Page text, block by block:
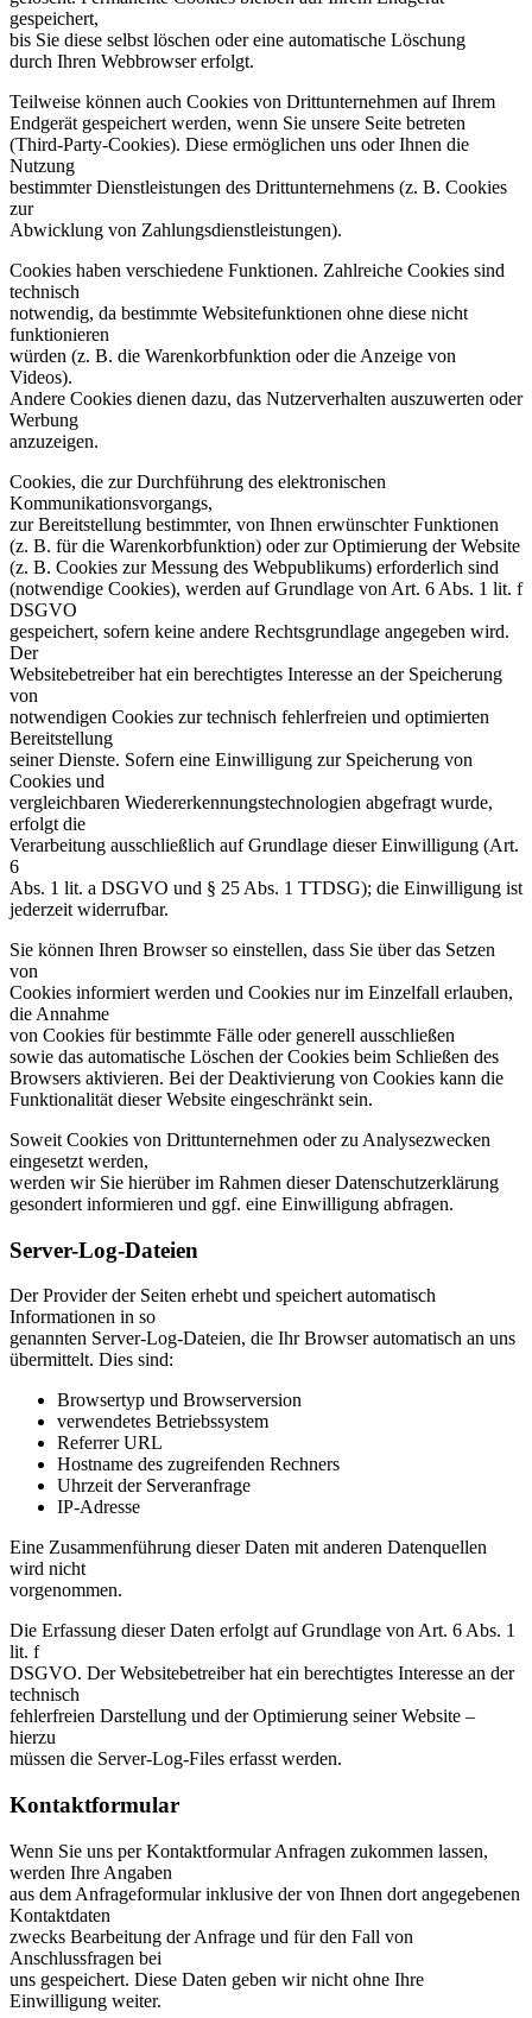
gespeichert,
bis Sie diese selbst löschen oder eine automatische Löschung
durch Ihren Webbrowser erfolgt.
Teilweise können auch Cookies von Drittunternehmen auf Ihrem
Endgerät gespeichert werden, wenn Sie unsere Seite betreten
(Third-Party-Cookies). Diese ermöglichen uns oder Ihnen die
Nutzung
bestimmter Dienstleistungen des Drittunternehmens (z. B. Cookies
zur
Abwicklung von Zahlungsdienstleistungen).
Cookies haben verschiedene Funktionen. Zahlreiche Cookies sind
technisch
notwendig, da bestimmte Websitefunktionen ohne diese nicht
funktionieren
würden (z. B. die Warenkorbfunktion oder die Anzeige von
Videos).
Andere Cookies dienen dazu, das Nutzerverhalten auszuwerten oder
Werbung
anzuzeigen.
Cookies, die zur Durchführung des elektronischen
Kommunikationsvorgangs,
zur Bereitstellung bestimmter, von Ihnen erwünschter Funktionen
(z. B. für die Warenkorbfunktion) oder zur Optimierung der Website
(z. B. Cookies zur Messung des Webpublikums) erforderlich sind
(notwendige Cookies), werden auf Grundlage von Art. 6 Abs. 1 lit. f
DSGVO
gespeichert, sofern keine andere Rechtsgrundlage angegeben wird.
Der
Websitebetreiber hat ein berechtigtes Interesse an der Speicherung
von
notwendigen Cookies zur technisch fehlerfreien und optimierten
Bereitstellung
seiner Dienste. Sofern eine Einwilligung zur Speicherung von
Cookies und
vergleichbaren Wiedererkennungstechnologien abgefragt wurde,
erfolgt die
Verarbeitung ausschließlich auf Grundlage dieser Einwilligung (Art.
6
Abs. 1 lit. a DSGVO und § 25 Abs. 1 TTDSG); die Einwilligung ist
jederzeit widerrufbar.
Sie können Ihren Browser so einstellen, dass Sie über das Setzen
von
Cookies informiert werden und Cookies nur im Einzelfall erlauben,
die Annahme
von Cookies für bestimmte Fälle oder generell ausschließen
sowie das automatische Löschen der Cookies beim Schließen des
Browsers aktivieren. Bei der Deaktivierung von Cookies kann die
Funktionalität dieser Website eingeschränkt sein.
Soweit Cookies von Drittunternehmen oder zu Analysezwecken
eingesetzt werden,
werden wir Sie hierüber im Rahmen dieser Datenschutzerklärung
gesondert informieren und ggf. eine Einwilligung abfragen.
Server-Log-Dateien
Der Provider der Seiten erhebt und speichert automatisch
Informationen in so
genannten Server-Log-Dateien, die Ihr Browser automatisch an uns
übermittelt. Dies sind:
Browsertyp und Browserversion
verwendetes Betriebssystem
Referrer URL
Hostname des zugreifenden Rechners
Uhrzeit der Serveranfrage
IP-Adresse
Eine Zusammenführung dieser Daten mit anderen Datenquellen
wird nicht
vorgenommen.
Die Erfassung dieser Daten erfolgt auf Grundlage von Art. 6 Abs. 1
lit. f
DSGVO. Der Websitebetreiber hat ein berechtigtes Interesse an der
technisch
fehlerfreien Darstellung und der Optimierung seiner Website –
hierzu
müssen die Server-Log-Files erfasst werden.
Kontaktformular
Wenn Sie uns per Kontaktformular Anfragen zukommen lassen,
werden Ihre Angaben
aus dem Anfrageformular inklusive der von Ihnen dort angegebenen
Kontaktdaten
zwecks Bearbeitung der Anfrage und für den Fall von
Anschlussfragen bei
uns gespeichert. Diese Daten geben wir nicht ohne Ihre
Einwilligung weiter.